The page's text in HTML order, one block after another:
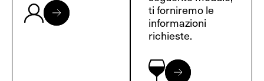
ti forniremo le
informazioni
richieste.